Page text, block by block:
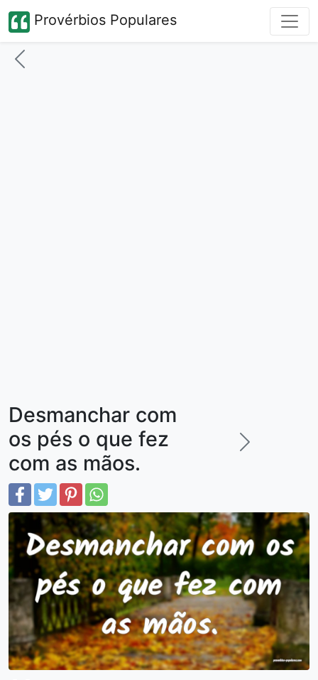
Provérbios Populares
Desmanchar com
os pés o que fez
com as mãos.